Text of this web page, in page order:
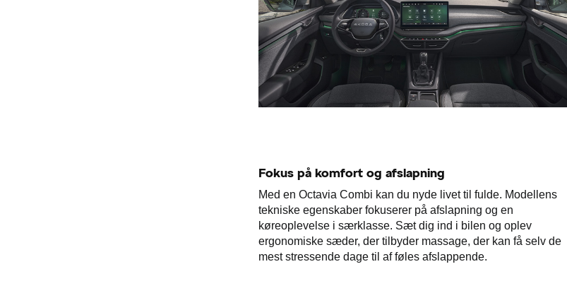
Fokus på komfort og afslapning
Med en Octavia Combi kan du nyde livet til fulde. Modellens
tekniske egenskaber fokuserer på afslapning og en
køreoplevelse i særklasse. Sæt dig ind i bilen og oplev
ergonomiske sæder, der tilbyder massage, der kan få selv de
mest stressende dage til af føles afslappende.